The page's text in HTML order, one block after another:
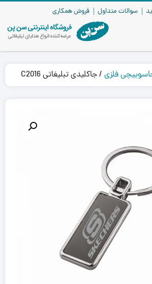
سوالات متداول فروش همکاری
فلزی / جاکلیدی تبلیغاتی C2016